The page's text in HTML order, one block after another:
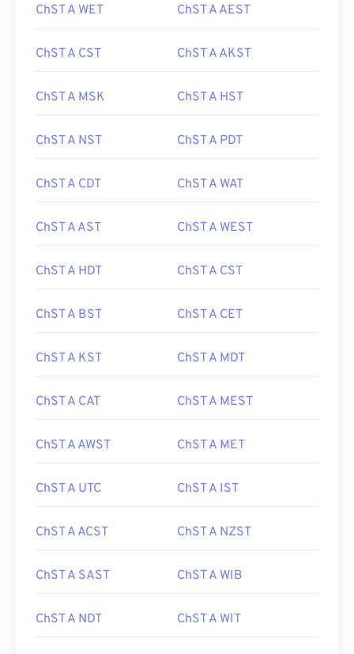
ChST A WET ChST A AEST
ChST A CST ChST A AKST
ChST A MSK ChST A HST
ChST A NST ChST A PDT
ChST A CDT ChST A WAT
ChST A AST ChST A WEST
ChST A HDT ChST A CST
ChST A BST ChST A CET
ChST A KST ChST A MDT
ChST A CAT ChST A MEST
ChST A AWST ChST A MET
ChST A UTC ChST A IST
ChST A ACST ChST A NZST
ChST A SAST ChST A WIB
ChST A NDT ChST A WIT